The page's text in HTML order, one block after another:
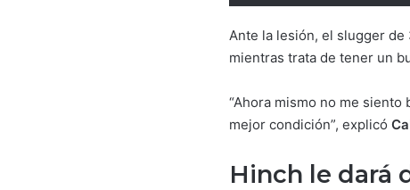
Ante la lesión, el slugger
mientras trata de tener un
“Ahora mismo no me
mejor condición”, explicó
Hinch le dará